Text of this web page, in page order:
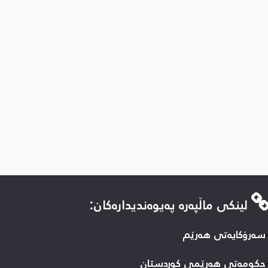
لینكی ماڵپه‌ره‌ په‌یوه‌ندیداره‌كان:
سه‌رۆکایه‌تی هه‌رێم
حكومه‌تی هه‌رێمی كوردستان